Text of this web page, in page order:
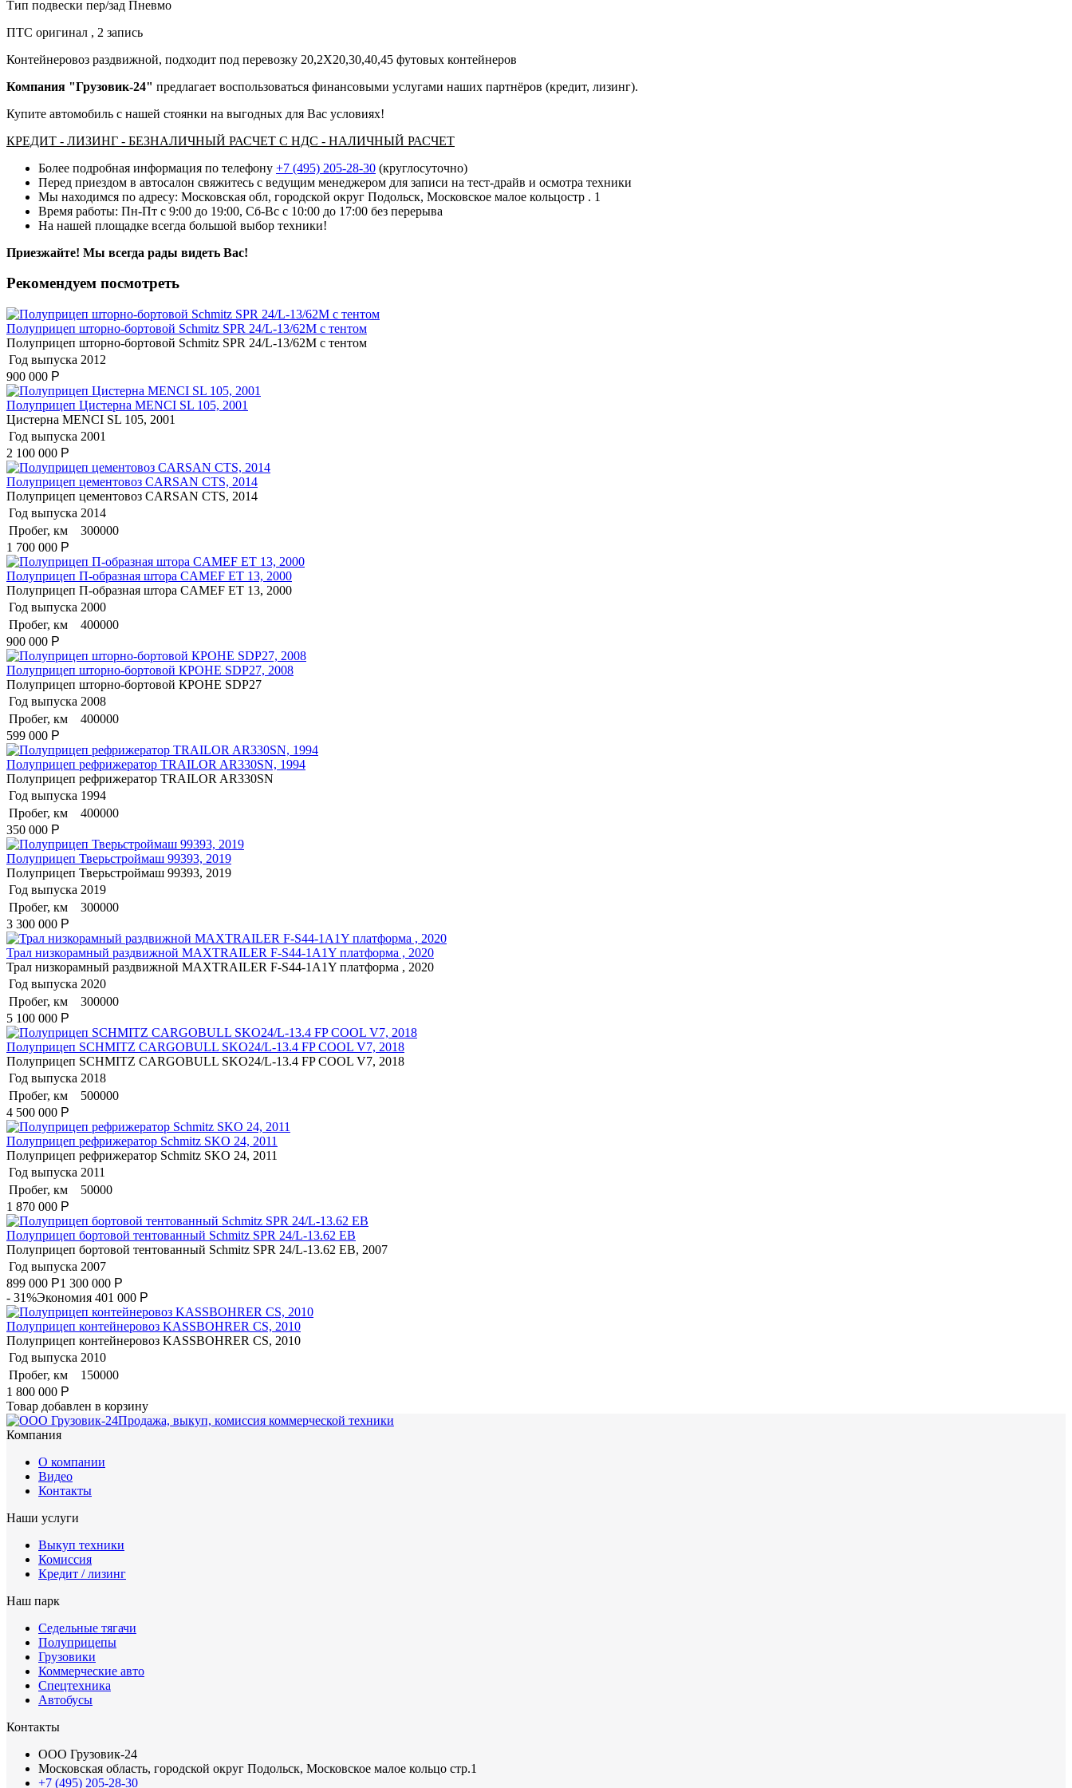
Тип подвески пер/зад Пневмо
ПТС оригинал , 2 запись
Контейнеровоз раздвижной, подходит под перевозку 20,2Х20,30,40,45 футовых контейнеров
Компания "Грузовик-24" предлагает воспользоваться финансовыми услугами наших партнёров (кредит, лизинг).
Купите автомобиль с нашей стоянки на выгодных для Вас условиях!
КРЕДИТ - ЛИЗИНГ - БЕЗНАЛИЧНЫЙ РАСЧЕТ С НДС - НАЛИЧНЫЙ РАСЧЕТ
Более подробная информация по телефону +7 (495) 205-28-30 (круглосуточно)
Перед приездом в автосалон свяжитесь с ведущим менеджером для записи на тест-драйв и осмотра техники
Мы находимся по адресу: Московская обл, городской округ Подольск, Московское малое кольцостр . 1
Время работы: Пн-Пт с 9:00 до 19:00, Сб-Вс с 10:00 до 17:00 без перерыва
На нашей площадке всегда большой выбор техники!
Приезжайте! Мы всегда рады видеть Вас!
Рекомендуем посмотреть
Полуприцеп шторно-бортовой Schmitz SPR 24/L-13/62M с тентом
Полуприцеп шторно-бортовой Schmitz SPR 24/L-13/62M с тентом
Год выпуска 2012
900 000 Р
Полуприцеп Цистерна MENCI SL 105, 2001
Цистерна MENCI SL 105, 2001
Год выпуска 2001
2 100 000 Р
Полуприцеп цементовоз СARSАN CТS, 2014
Полуприцеп цементовоз СARSАN CТS, 2014
Год выпуска 2014
Пробег, км
300000
1 700 000 Р
Полуприцеп П-образная штора CAMEF ET 13, 2000
Полуприцеп П-образная штора CAMEF ET 13, 2000
Год выпуска 2000
Пробег, км
400000
900 000 Р
Полуприцеп шторно-бортовой КРОНЕ SDP27, 2008
Полуприцеп шторно-бортовой КРОНЕ SDP27
Год выпуска 2008
Пробег, км
400000
599 000 Р
Полуприцеп рефрижератор TRAILOR AR330SN, 1994
Полуприцеп рефрижератор TRAILOR AR330SN
Год выпуска 1994
Пробег, км
400000
350 000 Р
Полуприцеп Тверьстроймаш 99393, 2019
Полуприцеп Тверьстроймаш 99393, 2019
Год выпуска 2019
Пробег, км
300000
3 300 000 Р
Трал низкорамный раздвижной MAXTRAILER F-S44-1A1Y платформа , 2020
Трал низкорамный раздвижной MAXTRAILER F-S44-1A1Y платформа , 2020
Год выпуска 2020
Пробег, км
300000
5 100 000 Р
Полуприцеп SCHMITZ CARGOBULL SKO24/L-13.4 FP COOL V7, 2018
Полуприцеп SCHMITZ CARGOBULL SKO24/L-13.4 FP COOL V7, 2018
Год выпуска 2018
Пробег, км
500000
4 500 000 Р
Полуприцеп рефрижератор Schmitz SKO 24, 2011
Полуприцеп рефрижератор Schmitz SKO 24, 2011
Год выпуска 2011
Пробег, км
50000
1 870 000 Р
Полуприцеп бортовой тентованный Schmitz SPR 24/L-13.62 EB
Полуприцеп бортовой тентованный Schmitz SPR 24/L-13.62 EB, 2007
Год выпуска 2007
899 000 Р1 300 000 Р
- 31%Экономия 401 000 Р
Полуприцеп контейнеровоз KASSBOHRER CS, 2010
Полуприцеп контейнеровоз KASSBOHRER CS, 2010
Год выпуска 2010
Пробег, км
150000
1 800 000 Р
Товар добавлен в корзину
Продажа, выкуп, комиссия коммерческой техники
Компания
О компании
Видео
Контакты
Наши услуги
Выкуп техники
Комиссия
Кредит / лизинг
Наш парк
Седельные тягачи
Полуприцепы
Грузовики
Коммерческие авто
Спецтехника
Автобусы
Контакты
ООО Грузовик-24
Московская область, городской округ Подольск, Московское малое кольцо стр.1
+7 (495) 205-28-30